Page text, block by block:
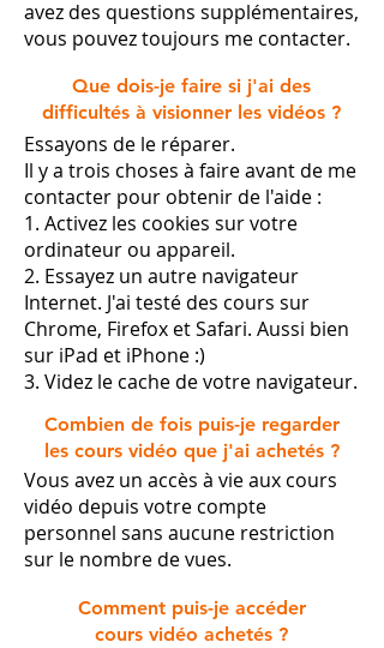
avez des questions supplémentaires,
vous pouvez toujours me contacter.
Que dois-je faire si j'ai des
difficultés à visionner les vidéos ?
Essayons de le réparer.
Il y a trois choses à faire avant de me
contacter pour obtenir de l'aide :
1. Activez les cookies sur votre
ordinateur ou appareil.
2. Essayez un autre navigateur
Internet. J'ai testé des cours sur
Chrome, Firefox et Safari. Aussi bien
sur iPad et iPhone :)
3. Videz le cache de votre navigateur.
Combien de fois puis-je regarder
les cours vidéo que j'ai achetés ?
Vous avez un accès à vie aux cours
vidéo depuis votre compte
personnel sans aucune restriction
sur le nombre de vues.​
Comment puis-je accéder
cours vidéo achetés ?